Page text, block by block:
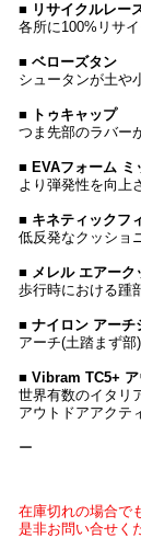
■ リサイクルレー
各所に100%リサイ
■ ベローズタン
シュータンが土や
■
トゥキャップ
つま先部のラバー
■ EVAフォーム ミ
より弾発性を向上
■ キネティックフ
低反発なクッショ
■ メレル エアーク
歩行時における踵
■ ナイロン アーチ
アーチ(土踏まず
■ Vibram TC5+ ア
世界有数のイタリ
アウトドアアクテ
ー
在庫切れの場合で
是非お問い合せく